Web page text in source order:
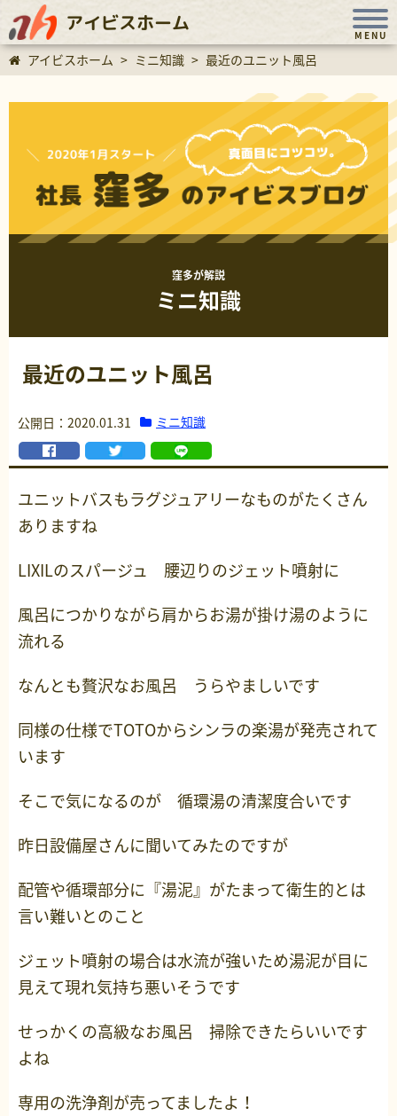
アイビスホーム
MENU
アイビスホーム > ミニ知識 > 最近のユニット風呂
窪多が解説
ミニ知識
最近のユニット風呂
公開日：2020.01.31 ミニ知識
ユニットバスもラグジュアリーなものがたくさん
ありますね
LIXILのスパージュ 腰辺りのジェット噴射に
風呂につかりながら肩からお湯が掛け湯のように
流れる
なんとも贅沢なお風呂 うらやましいです
同様の仕様でTOTOからシンラの楽湯が発売されて
います
そこで気になるのが 循環湯の清潔度合いです
昨日設備屋さんに聞いてみたのですが
配管や循環部分に『湯泥』がたまって衛生的とは
言い難いとのこと
ジェット噴射の場合は水流が強いため湯泥が目に
見えて現れ気持ち悪いそうです
せっかくの高級なお風呂 掃除できたらいいです
よね
専用の洗浄剤が売ってましたよ！